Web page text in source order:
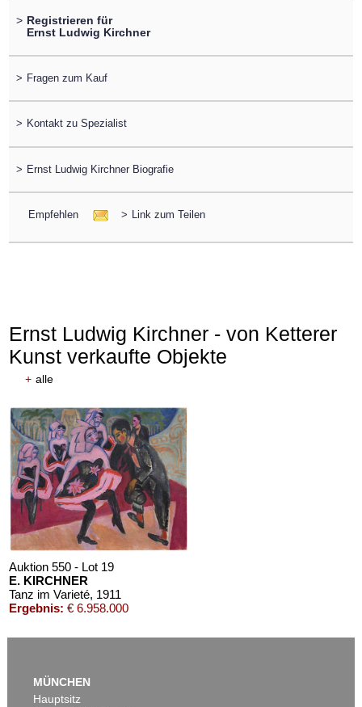
> Registrieren für
Ernst Ludwig Kirchner
> Fragen zum Kauf
> Kontakt zu Spezialist
> Ernst Ludwig Kirchner Biografie
Empfehlen > Link zum Teilen
Ernst Ludwig Kirchner - von Ketterer
Kunst verkaufte Objekte
+ alle
Auktion 550 - Lot 19
E. KIRCHNER
Tanz im Varieté, 1911
Ergebnis: € 6.958.000
MÜNCHEN
Hauptsitz